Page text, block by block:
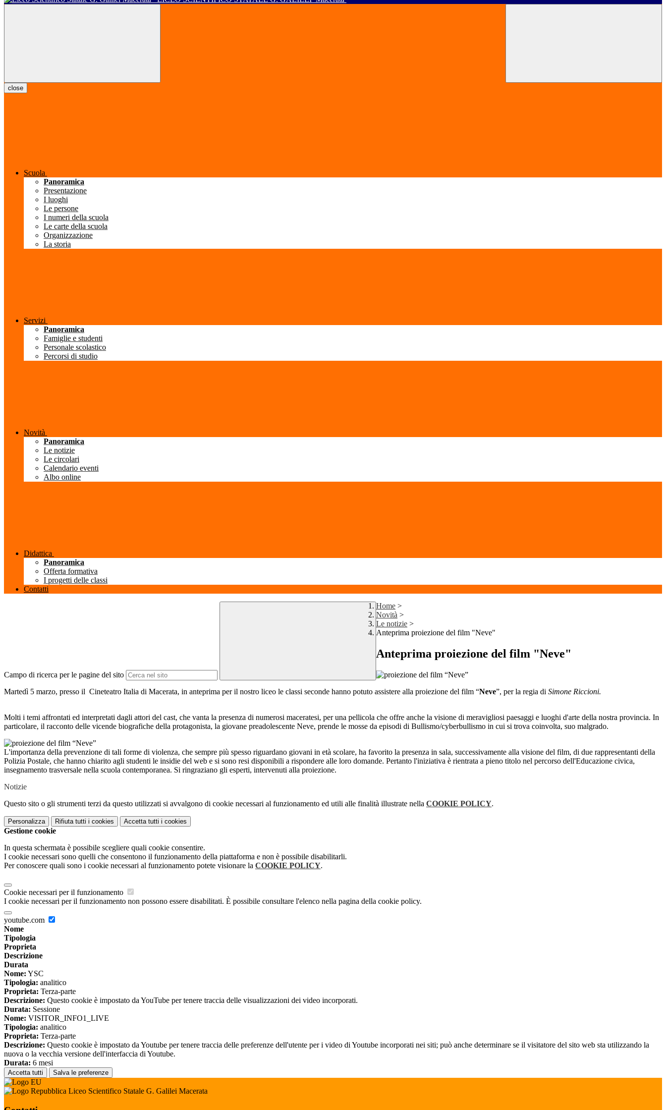
close
Scuola
Panoramica
Presentazione
I luoghi
Le persone
I numeri della scuola
Le carte della scuola
Organizzazione
La storia
Servizi
Panoramica
Famiglie e studenti
Personale scolastico
Percorsi di studio
Novità
Panoramica
Le notizie
Le circolari
Calendario eventi
Albo online
Didattica
Panoramica
Offerta formativa
I progetti delle classi
Contatti
Campo di ricerca per le pagine del sito
Home >
Novità >
Le notizie >
Anteprima proiezione del film "Neve"
Anteprima proiezione del film "Neve"
Martedì 5 marzo, presso il Cineteatro Italia di Macerata, in anteprima per il nostro liceo le classi seconde hanno potuto assistere alla proiezione del film “Neve”, per la regia di Simone Riccioni.
Molti i temi affrontati ed interpretati dagli attori del cast, che vanta la presenza di numerosi maceratesi, per una pellicola che offre anche la visione di meravigliosi paesaggi e luoghi d'arte della nostra provincia. In
particolare, il racconto delle vicende biografiche della protagonista, la giovane preadolescente Neve, prende le mosse da episodi di Bullismo/cyberbullismo in cui si trova coinvolta, suo malgrado.
L'importanza della prevenzione di tali forme di violenza, che sempre più spesso riguardano giovani in età scolare, ha favorito la presenza in sala, successivamente alla visione del film, di due rappresentanti della
Polizia Postale, che hanno chiarito agli studenti le insidie del web e si sono resi disponibili a rispondere alle loro domande. Pertanto l'iniziativa è rientrata a pieno titolo nel percorso dell'Educazione civica,
insegnamento trasversale nella scuola contemporanea. Si ringraziano gli esperti, intervenuti alla proiezione.
Notizie
Questo sito o gli strumenti terzi da questo utilizzati si avvalgono di cookie necessari al funzionamento ed utili alle finalità illustrate nella COOKIE POLICY.
Personalizza Rifiuta tutti i cookies Accetta tutti i cookies
Gestione cookie
In questa schermata è possibile scegliere quali cookie consentire.
I cookie necessari sono quelli che consentono il funzionamento della piattaforma e non è possibile disabilitarli.
Per conoscere quali sono i cookie necessari al funzionamento potete visionare la COOKIE POLICY.
Cookie necessari per il funzionamento
I cookie necessari per il funzionamento non possono essere disabilitati. È possibile consultare l'elenco nella pagina della cookie policy.
youtube.com
Nome
Tipologia
Proprieta
Descrizione
Durata
Nome: YSC
Tipologia: analitico
Proprieta: Terza-parte
Descrizione: Questo cookie è impostato da YouTube per tenere traccia delle visualizzazioni dei video incorporati.
Durata: Sessione
Nome: VISITOR_INFO1_LIVE
Tipologia: analitico
Proprieta: Terza-parte
Descrizione: Questo cookie è impostato da Youtube per tenere traccia delle preferenze dell'utente per i video di Youtube incorporati nei siti; può anche determinare se il visitatore del sito web sta utilizzando la
nuova o la vecchia versione dell'interfaccia di Youtube.
Durata: 6 mesi
Accetta tutti Salva le preferenze
Liceo Scientifico Statale G. Galilei Macerata